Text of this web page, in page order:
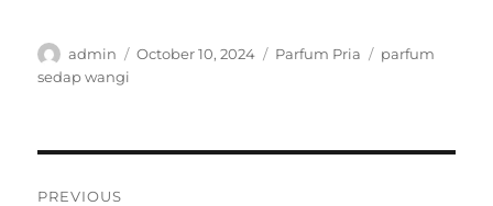
Author
admin
Posted
October 10, 2024 Categories
Parfum Pria Tags
parfum
sedap wangi
PREVIOUS